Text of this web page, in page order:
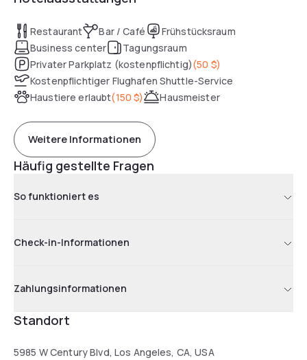
Restaurant Bar / Café
Frühstücksraum
Business center
Tagungsraum
Privater Parkplatz (kostenpflichtig)(50 $)
Kostenpflichtiger Flughafen Shuttle-Service
Haustiere erlaubt(150 $) Hausmeister
Weitere Informationen
Häufig gestellte Fragen
So funktioniert es
Check-in-Informationen
Zahlungsinformationen
Standort
5985 W Century Blvd, Los Angeles, CA, USA